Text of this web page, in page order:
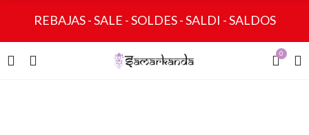
REBAJAS - SALE - SOLDES - SALDI - SALDOS
0